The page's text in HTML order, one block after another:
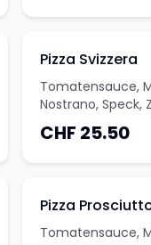
Pizza Svizzera
Tomatensauce,
Nostrano, Speck,
CHF 25.50
Pizza
Tomatensauce,